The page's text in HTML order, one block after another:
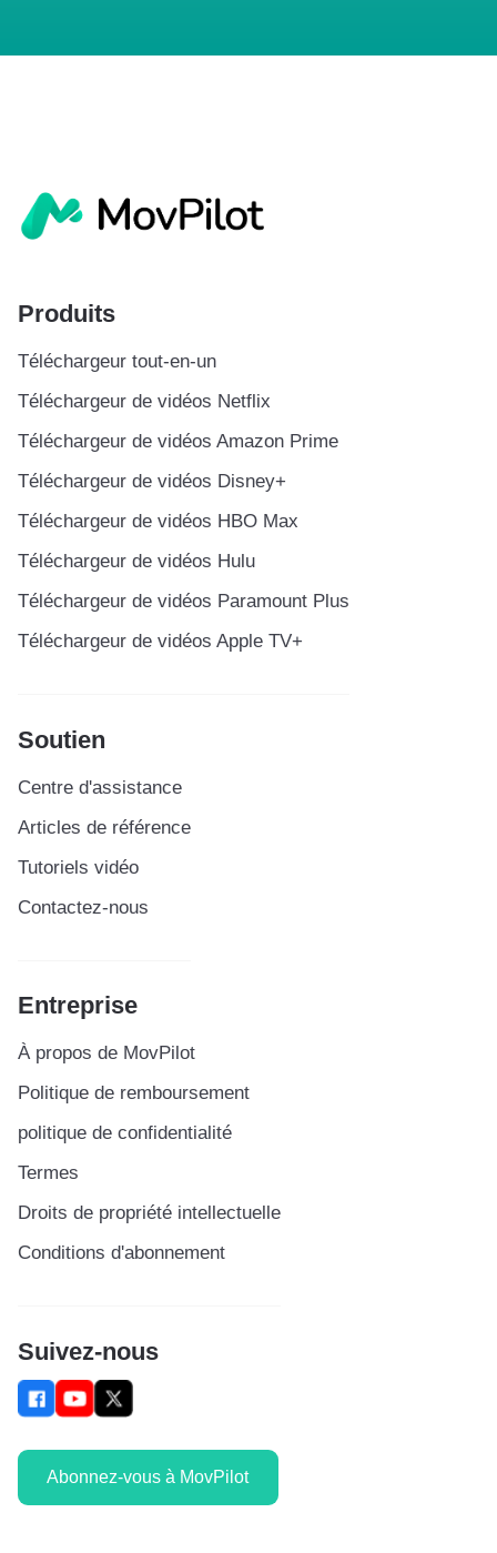
Produits
Téléchargeur tout-en-un
Téléchargeur de vidéos Netflix
Téléchargeur de vidéos Amazon Prime
Téléchargeur de vidéos Disney+
Téléchargeur de vidéos HBO Max
Téléchargeur de vidéos Hulu
Téléchargeur de vidéos Paramount Plus
Téléchargeur de vidéos Apple TV+
Soutien
Centre d'assistance
Articles de référence
Tutoriels vidéo
Contactez-nous
Entreprise
À propos de MovPilot
Politique de remboursement
politique de confidentialité
Termes
Droits de propriété intellectuelle
Conditions d'abonnement
Suivez-nous
Abonnez-vous à MovPilot